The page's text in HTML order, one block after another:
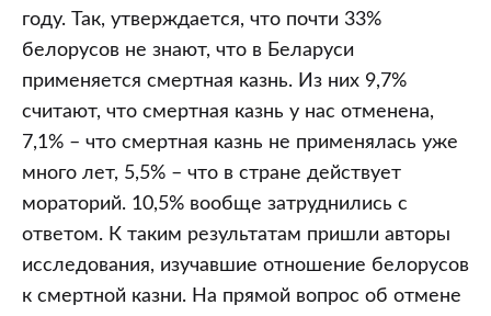
году. Так, утверждается, что почти 33%
белорусов не знают, что в Беларуси
применяется смертная казнь. Из них 9,7%
считают, что смертная казнь у нас отменена,
7,1% – что смертная казнь не применялась уже
много лет, 5,5% – что в стране действует
мораторий. 10,5% вообще затруднились с
ответом. К таким результатам пришли авторы
исследования, изучавшие отношение белорусов
к смертной казни. На прямой вопрос об отмене